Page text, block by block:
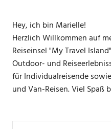
Hey, ich bin Marielle!
Herzlich Willkommen auf
Reiseinsel "My Travel
Outdoor- und
für Individualreisende
und Van-Reisen. Viel Spaß